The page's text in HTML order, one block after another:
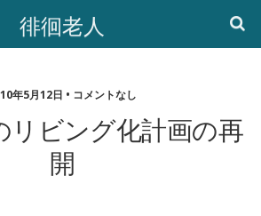
徘徊老人
年5月12日 • コメントなし
リビング化計画の再
開